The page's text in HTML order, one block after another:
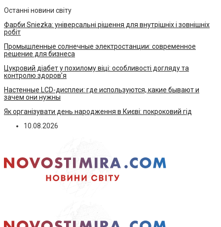
Останні новини світу
Фарби Sniezka: універсальні рішення для внутрішніх і зовнішніх
робіт
Промышленные солнечные электростанции: современное
решение для бизнеса
Цукровий діабет у похилому віці: особливості догляду та
контролю здоров’я
Настенные LCD-дисплеи: где используются, какие бывают и
зачем они нужны
Як організувати день народження в Києві: покроковий гід
10.08.2026